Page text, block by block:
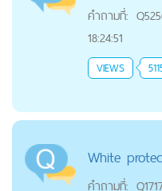
คำถามที่:
18:24:51
VIEWS
White
คำถามที่: